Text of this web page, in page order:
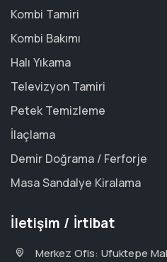
Kombi Tamiri
Kombi Bakımı
Halı Yıkama
Televizyon Tamiri
Petek Temizleme
İlaçlama
Demir Doğrama / Ferforje
Masa Sandalye Kiralama
İletişim / İrtibat
Merkez Ofis: Ufuktepe